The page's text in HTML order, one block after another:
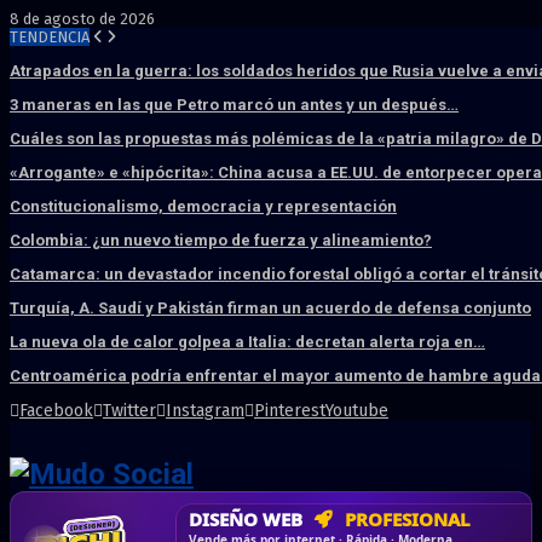
8 de agosto de 2026
TENDENCIA
Atrapados en la guerra: los soldados heridos que Rusia vuelve a
3 maneras en las que Petro marcó un antes y un después…
Cuáles son las propuestas más polémicas de la «patria milagro» de
«Arrogante» e «hipócrita»: China acusa a EE.UU. de entorpecer
Constitucionalismo, democracia y representación
Colombia: ¿un nuevo tiempo de fuerza y alineamiento?
Catamarca: un devastador incendio forestal obligó a cortar el
Turquía, A. Saudí y Pakistán firman un acuerdo de defensa conjunto
La nueva ola de calor golpea a Italia: decretan alerta roja en…
Centroamérica podría enfrentar el mayor aumento de hambre
Facebook Twitter Instagram PinterestYoutube
HOSTING SSD SÚPER RÁPIDO
DISEÑO WEB PROFESIONAL
CRM & DASHBOARD A MEDIDA
CORREO CORPORATIVO